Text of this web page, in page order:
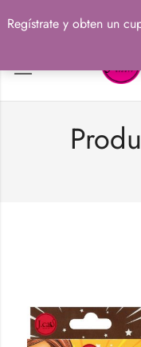
Regístrate y obten un